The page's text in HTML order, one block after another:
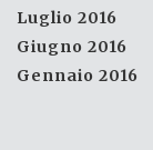
Luglio 2016
Giugno 2016
Gennaio 2016